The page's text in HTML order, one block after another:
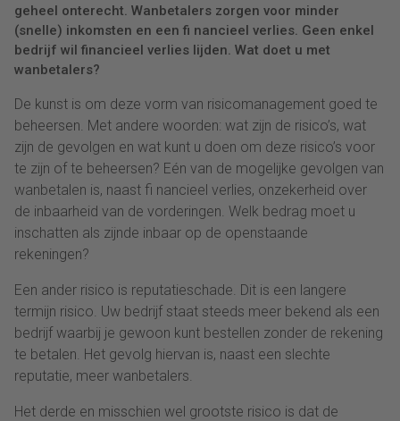
geheel onterecht. Wanbetalers zorgen voor minder
(snelle) inkomsten en een fi nancieel verlies. Geen enkel
bedrijf wil financieel verlies lijden. Wat doet u met
wanbetalers?
De kunst is om deze vorm van risicomanagement goed te
beheersen. Met andere woorden: wat zijn de risico’s, wat
zijn de gevolgen en wat kunt u doen om deze risico’s voor
te zijn of te beheersen? Eén van de mogelijke gevolgen van
wanbetalen is, naast fi nancieel verlies, onzekerheid over
de inbaarheid van de vorderingen. Welk bedrag moet u
inschatten als zijnde inbaar op de openstaande
rekeningen?
Een ander risico is reputatieschade. Dit is een langere
termijn risico. Uw bedrijf staat steeds meer bekend als een
bedrijf waarbij je gewoon kunt bestellen zonder de rekening
te betalen. Het gevolg hiervan is, naast een slechte
reputatie, meer wanbetalers.
Het derde en misschien wel grootste risico is dat de